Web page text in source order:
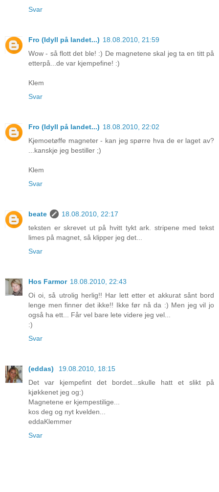
Svar
Fro (Idyll på landet...) 18.08.2010, 21:59
Wow - så flott det ble! :) De magnetene skal jeg ta en titt på
etterpå...de var kjempefine! :)
Klem
Svar
Fro (Idyll på landet...) 18.08.2010, 22:02
Kjemoetøffe magneter - kan jeg spørre hva de er laget av?
...kanskje jeg bestiller ;)
Klem
Svar
beate
18.08.2010, 22:17
teksten er skrevet ut på hvitt tykt ark. stripene med tekst
limes på magnet, så klipper jeg det...
Svar
Hos Farmor 18.08.2010, 22:43
Oi oi, så utrolig herlig!! Har lett etter et akkurat sånt bord
lenge men finner det ikke!! Ikke før nå da :) Men jeg vil jo
også ha ett... Får vel bare lete videre jeg vel...
:)
Svar
(eddas)
19.08.2010, 18:15
Det var kjempefint det bordet...skulle hatt et slikt på
kjøkkenet jeg og:)
Magnetene er kjempestilige...
kos deg og nyt kvelden...
eddaKlemmer
Svar